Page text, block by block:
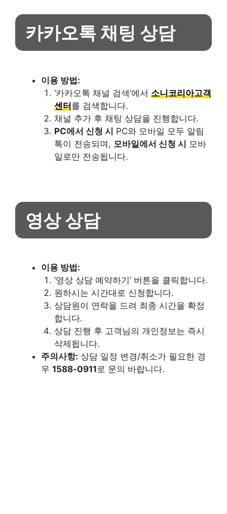
카카오톡 채팅 상담
이용 방법:
‘카카오톡 채널 검색’에서 소니코리아고객
센터를 검색합니다.
채널 추가 후 채팅 상담을 진행합니다.
PC에서 신청 시 PC와 모바일 모두 알림
톡이 전송되며, 모바일에서 신청 시 모바
일로만 전송됩니다.
영상 상담
이용 방법:
‘영상 상담 예약하기’ 버튼을 클릭합니다.
원하시는 시간대로 신청합니다.
상담원이 연락을 드려 최종 시간을 확정
합니다.
상담 진행 후 고객님의 개인정보는 즉시
삭제됩니다.
주의사항: 상담 일정 변경/취소가 필요한 경
우 1588-0911로 문의 바랍니다.